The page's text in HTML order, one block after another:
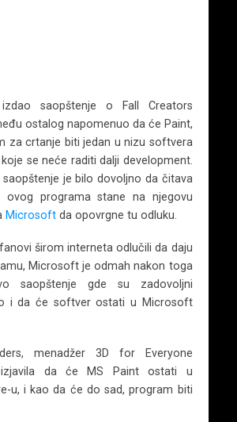
saopštenje o Fall Creators
ostalog napomenuo da će Paint,
za crtanje biti jedan u nizu softvera
se neće raditi dalji development.
saopštenje je bilo dovoljno da čitava
ovog programa stane na njegovu
Microsoftda opovrgne tu odluku.
širom interneta odlučili da daju
Microsoft je odmah nakon toga
saopštenje gde su zadovoljni
i da će softver ostati u Microsoft
menadžer 3D for Everyone
da će MS Paint ostati u
u, i kao da će do sad, program biti